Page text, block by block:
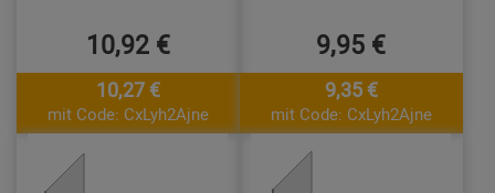
10,92 €
10,27 €
mit Code: CxLyh2Ajne
9,95 €
9,35 €
mit Code: CxLyh2Ajne